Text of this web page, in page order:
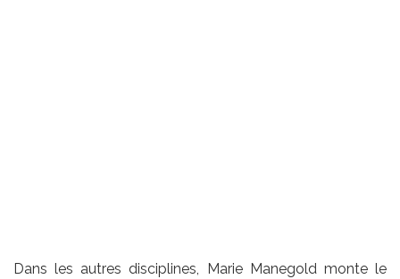
Dans les autres disciplines, Marie Manegold monte le